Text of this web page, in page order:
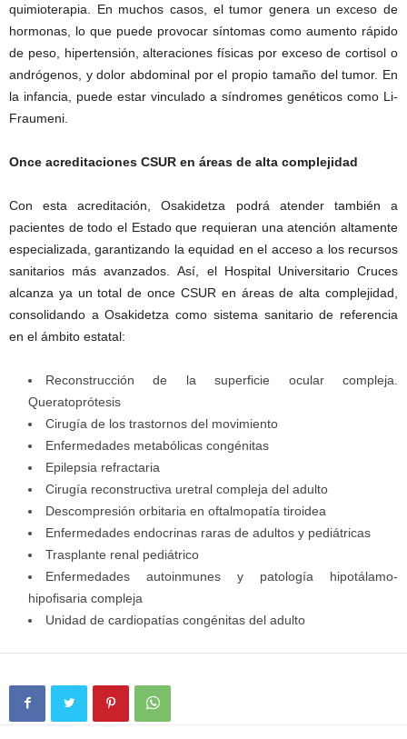
quimioterapia. En muchos casos, el tumor genera un exceso de
hormonas, lo que puede provocar síntomas como aumento rápido
de peso, hipertensión, alteraciones físicas por exceso de cortisol o
andrógenos, y dolor abdominal por el propio tamaño del tumor. En
la infancia, puede estar vinculado a síndromes genéticos como Li-
Fraumeni.
Once acreditaciones CSUR en áreas de alta complejidad
Con esta acreditación, Osakidetza podrá atender también a
pacientes de todo el Estado que requieran una atención altamente
especializada, garantizando la equidad en el acceso a los recursos
sanitarios más avanzados. Así, el Hospital Universitario Cruces
alcanza ya un total de once CSUR en áreas de alta complejidad,
consolidando a Osakidetza como sistema sanitario de referencia
en el ámbito estatal:
Reconstrucción de la superficie ocular compleja.
Queratoprótesis
Cirugía de los trastornos del movimiento
Enfermedades metabólicas congénitas
Epilepsia refractaria
Cirugía reconstructiva uretral compleja del adulto
Descompresión orbitaria en oftalmopatía tiroidea
Enfermedades endocrinas raras de adultos y pediátricas
Trasplante renal pediátrico
Enfermedades autoinmunes y patología hipotálamo-
hipofisaria compleja
Unidad de cardiopatías congénitas del adulto